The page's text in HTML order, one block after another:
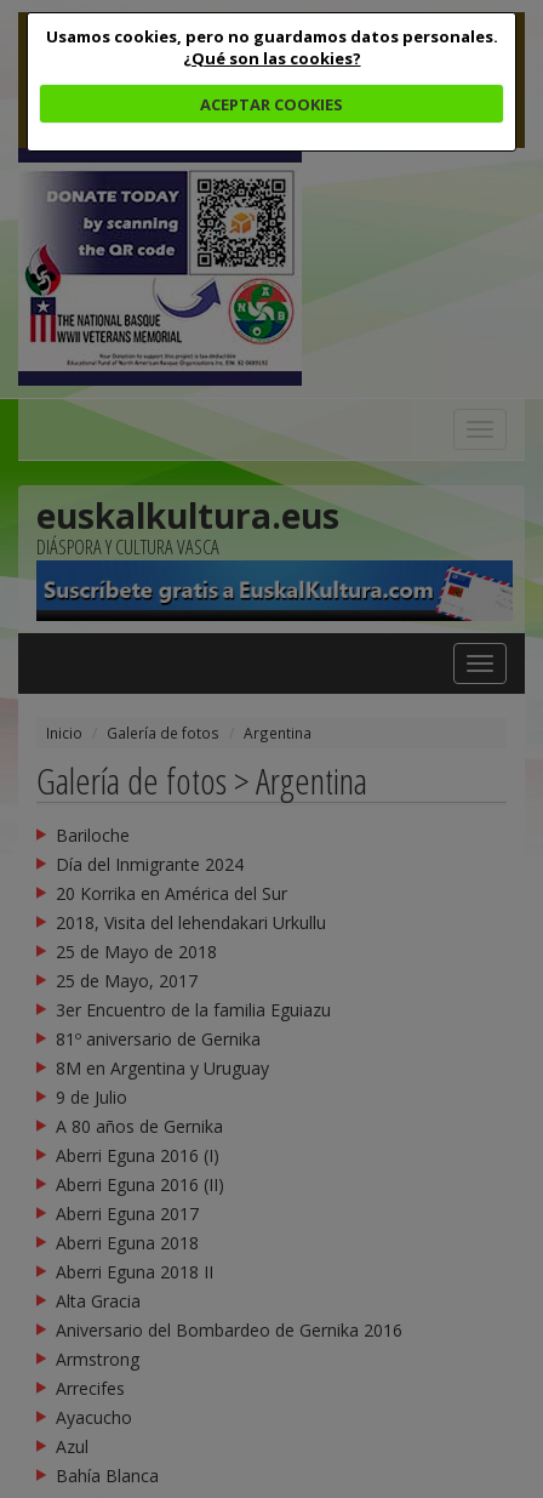
Usamos cookies, pero no guardamos datos personales.
¿Qué son las cookies?
ACEPTAR COOKIES
euskalkultura.eus
DIÁSPORA Y CULTURA VASCA
Toggle
navigation
Inicio Galería de fotos Argentina
Galería de fotos > Argentina
Bariloche
Día del Inmigrante 2024
20 Korrika en América del Sur
2018, Visita del lehendakari Urkullu
25 de Mayo de 2018
25 de Mayo, 2017
3er Encuentro de la familia Eguiazu
81º aniversario de Gernika
8M en Argentina y Uruguay
9 de Julio
A 80 años de Gernika
Aberri Eguna 2016 (I)
Aberri Eguna 2016 (II)
Aberri Eguna 2017
Aberri Eguna 2018
Aberri Eguna 2018 II
Alta Gracia
Aniversario del Bombardeo de Gernika 2016
Armstrong
Arrecifes
Ayacucho
Azul
Bahía Blanca